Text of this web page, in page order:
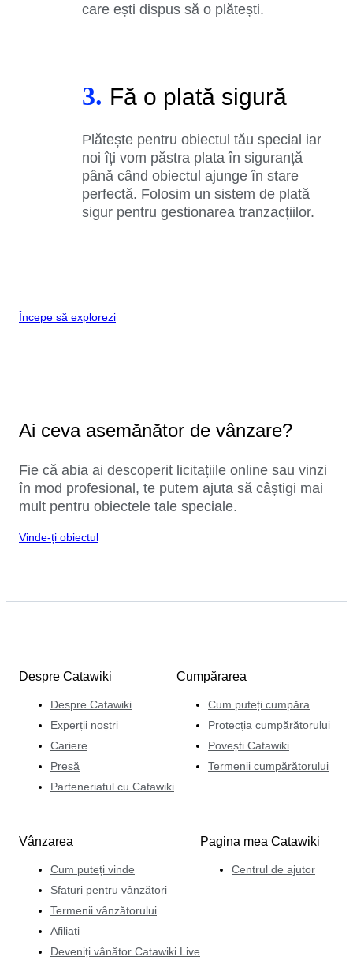
care ești dispus să o plătești.
3. Fă o plată sigură
Plătește pentru obiectul tău special iar
noi îți vom păstra plata în siguranță
până când obiectul ajunge în stare
perfectă. Folosim un sistem de plată
sigur pentru gestionarea tranzacțiilor.
Începe să explorezi
Ai ceva asemănător de vânzare?
Fie că abia ai descoperit licitațiile online sau vinzi
în mod profesional, te putem ajuta să câștigi mai
mult pentru obiectele tale speciale.
Vinde-ți obiectul
Despre Catawiki
Despre Catawiki
Experții noștri
Cariere
Presă
Parteneriatul cu Catawiki
Cumpărarea
Cum puteți cumpăra
Protecția cumpărătorului
Povești Catawiki
Termenii cumpărătorului
Vânzarea
Cum puteți vinde
Sfaturi pentru vânzători
Termenii vânzătorului
Afiliați
Deveniți vânător Catawiki Live
Pagina mea Catawiki
Centrul de ajutor